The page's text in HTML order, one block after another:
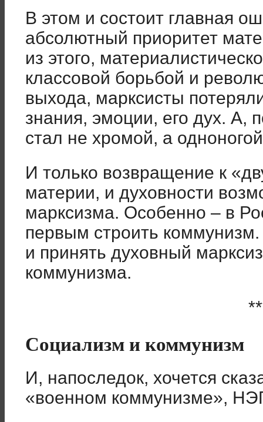
В этом и состоит главная
абсолютный приоритет
из этого,
классовой борьбой и
выхода, марксисты
знания, эмоции, его дух. А,
стал не хромой, а
И только возвращение к
материи, и духовности
марксизма. Особенно – в
первым строить
и принять духовный
коммунизма.
Социализм и коммунизм
И, напоследок, хочется
«военном коммунизме»,